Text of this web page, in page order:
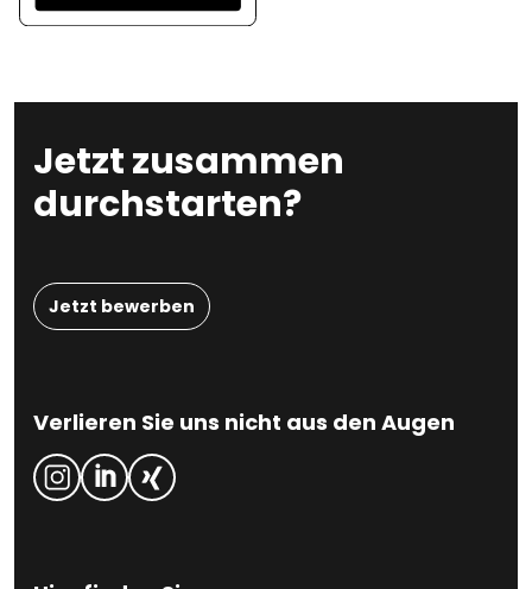
Jetzt zusammen
durchstarten?
Jetzt bewerben
Verlieren Sie uns nicht aus den Augen